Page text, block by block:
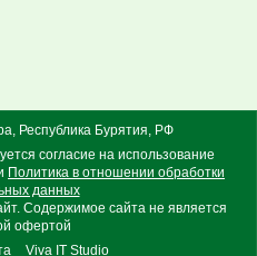
Республика Бурятия, РФ
согласие на использование
Политика в отношении обработки
данных
Содержимое сайта не является
офертой
Viva IT Studio